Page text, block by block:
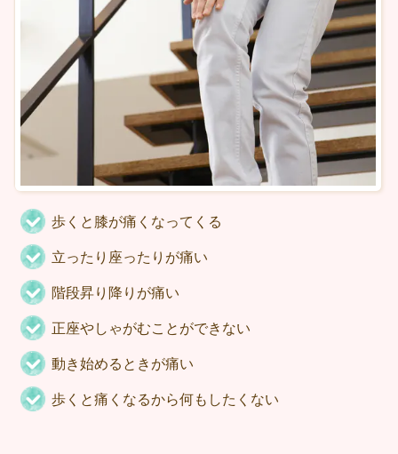
歩くと膝が痛くなってくる
立ったり座ったりが痛い
階段昇り降りが痛い
正座やしゃがむことができない
動き始めるときが痛い
歩くと痛くなるから何もしたくない